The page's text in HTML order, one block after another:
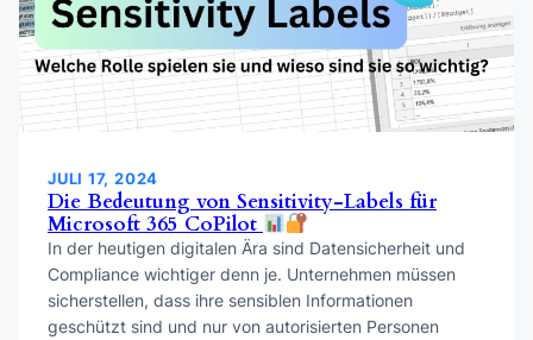
JULI 17, 2024
Die Bedeutung von Sensitivity-Labels für
Microsoft 365 CoPilot
In der heutigen digitalen Ära sind Datensicherheit und
Compliance wichtiger denn je. Unternehmen müssen
sicherstellen, dass ihre sensiblen Informationen
geschützt sind und nur von autorisierten Personen